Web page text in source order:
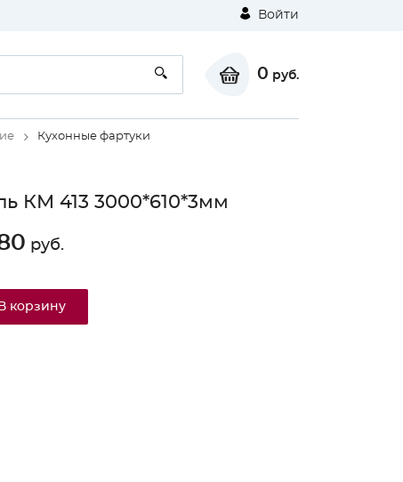
Войти
0 руб.
Кухонные фартуки
КМ 413 3000*610*3мм
руб.
В корзину